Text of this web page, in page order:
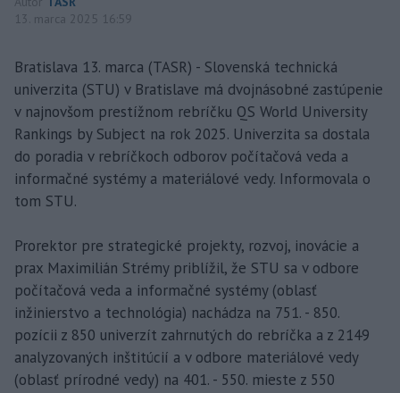
13. marca 2025 16:59
Bratislava 13. marca (TASR) - Slovenská technická
univerzita (STU) v Bratislave má dvojnásobné zastúpenie
v najnovšom prestížnom rebríčku QS World University
Rankings by Subject na rok 2025. Univerzita sa dostala
do poradia v rebríčkoch odborov počítačová veda a
informačné systémy a materiálové vedy. Informovala o
tom STU.
Prorektor pre strategické projekty, rozvoj, inovácie a
prax Maximilián Strémy priblížil, že STU sa v odbore
počítačová veda a informačné systémy (oblasť
inžinierstvo a technológia) nachádza na 751. - 850.
pozícii z 850 univerzít zahrnutých do rebríčka a z 2149
analyzovaných inštitúcií a v odbore materiálové vedy
(oblasť prírodné vedy) na 401. - 550. mieste z 550